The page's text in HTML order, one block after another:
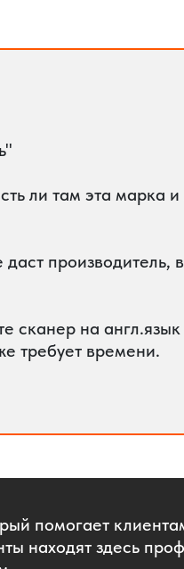
ли там эта марка
даст
сканер на
требует времени.
помогает
находят здесь